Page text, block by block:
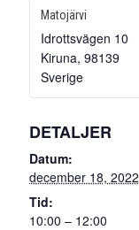
DETALJER
Datum:
december 18, 2022
Tid:
10:00 – 12:00
Matojärvi
Idrottsvägen 10
Kiruna, 98139
Sverige